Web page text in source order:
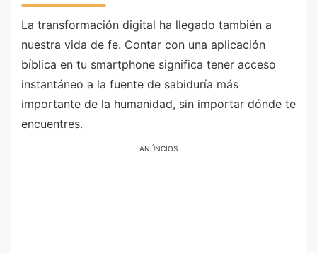
La transformación digital ha llegado también a
nuestra vida de fe. Contar con una aplicación
bíblica en tu smartphone significa tener acceso
instantáneo a la fuente de sabiduría más
importante de la humanidad, sin importar dónde te
encuentres.
ANÚNCIOS